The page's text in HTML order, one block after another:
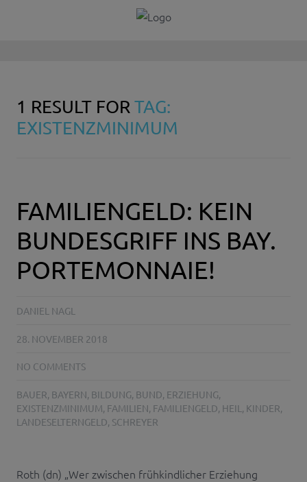
1 RESULT FORTAG:
EXISTENZMINIMUM
FAMILIENGELD: KEIN
BUNDESGRIFF INS BAY.
PORTEMONNAIE!
DANIEL NAGL
28. NOVEMBER 2018
NO COMMENTS
BAUER, BAYERN, BILDUNG, BUND, ERZIEHUNG,
EXISTENZMINIMUM, FAMILIEN, FAMILIENGELD, HEIL , KINDER,
LANDESELTERNGELD, SCHREYER
Roth (dn) „Wer zwischen frühkindlicher Erziehung